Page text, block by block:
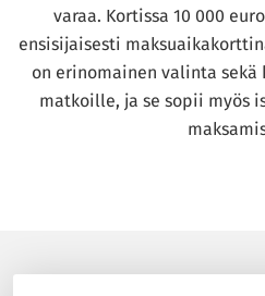
varaa. Kortissa 10 000
ensisijaisesti
on erinomainen valinta
matkoille, ja se sopii myös